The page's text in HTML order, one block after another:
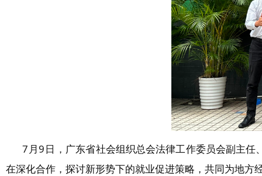
7月9日， 广东省社会组织总会法律工作委员会副主
在深化合作，探讨新形势下的就业促进策略，共同为地方